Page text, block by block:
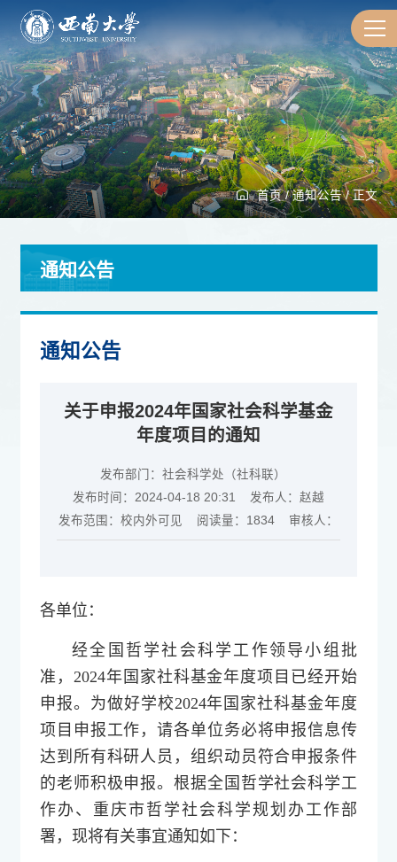
首页/通知公告/正文
通知公告
通知公告
关于申报2024年国家社会科学基金
年度项目的通知
发布部门：社会科学处（社科联）
发布时间：2024-04-18 20:31
发布人：赵越
发布范围：校内外可见
阅读量： 1834 审核人：
各单位：
经全国哲学社会科学工作领导小组批
准，2024年国家社科基金年度项目已经开始
申报。为做好学校2024年国家社科基金年度
项目申报工作，请各单位务必将申报信息传
达到所有科研人员，组织动员符合申报条件
的老师积极申报。根据全国哲学社会科学工
作办、重庆市哲学社会科学规划办工作部
署，现将有关事宜通知如下：